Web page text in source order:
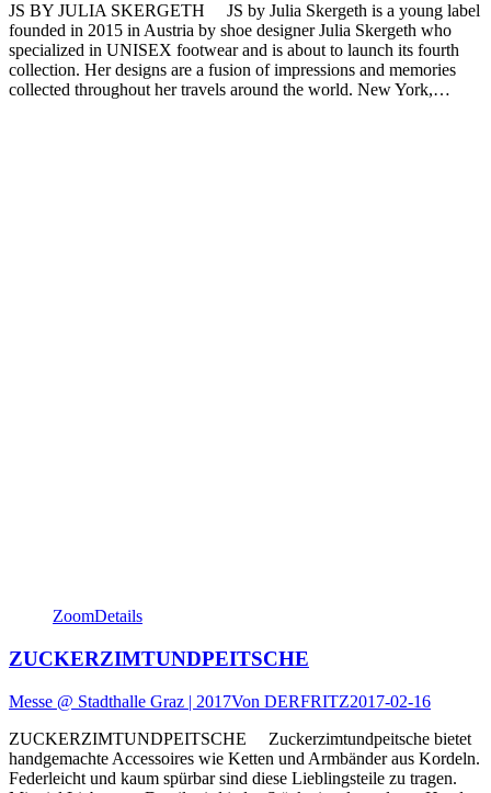
JS BY JULIA SKERGETH JS by Julia Skergeth is a young label
founded in 2015 in Austria by shoe designer Julia Skergeth who
specialized in UNISEX footwear and is about to launch its fourth
collection. Her designs are a fusion of impressions and memories
collected throughout her travels around the world. New York,…
ZoomDetails
ZUCKERZIMTUNDPEITSCHE
Messe @ Stadthalle Graz | 2017Von DERFRITZ2017-02-16
ZUCKERZIMTUNDPEITSCHE Zuckerzimtundpeitsche bietet
handgemachte Accessoires wie Ketten und Armbänder aus Kordeln.
Federleicht und kaum spürbar sind diese Lieblingsteile zu tragen.